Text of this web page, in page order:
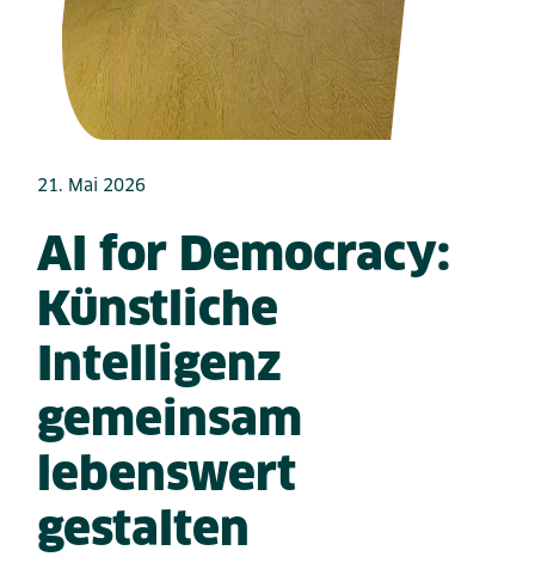
21. Mai 2026
AI for Democracy:
Künstliche
Intelligenz
gemeinsam
lebenswert
gestalten